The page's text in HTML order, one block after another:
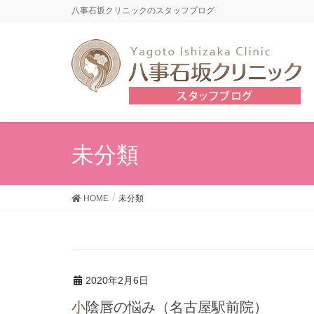
八事石坂クリニックのスタッフブログ
未分類
HOME 未分類
2020年2月6日
小陰唇の悩み（名古屋駅前院）